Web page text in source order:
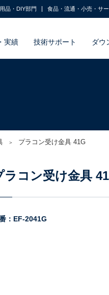
品・DIY部門 食品・流通・小売・サ
実績 技術サポート ダウ
プラコン受け金具 41G
ラコン受け金具
：EF-2041G